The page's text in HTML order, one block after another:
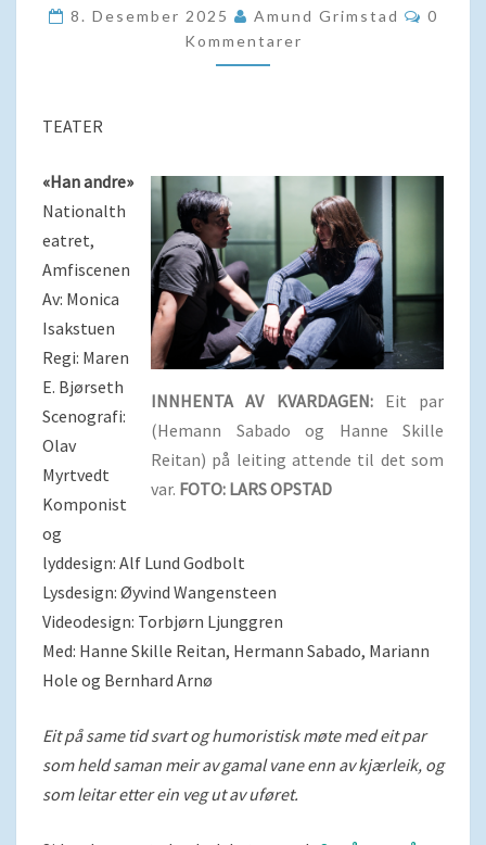
–
ELLER
8. Desember 2025 Amund Grimstad
0
Kommentarer
TEATER
INNHENTA AV KVARDAGEN:Eit par
(Hemann Sabado og Hanne Skille
Reitan) på leiting attende til det som
var. FOTO: LARS OPSTAD
«Han andre»
Nationalth
eatret,
Amfiscenen
Av: Monica
Isakstuen
Regi: Maren
E. Bjørseth
Scenografi:
Olav
Myrtvedt
Komponist
og
lyddesign: Alf Lund Godbolt
Lysdesign: Øyvind Wangensteen
Videodesign: Torbjørn Ljunggren
Med: Hanne Skille Reitan, Hermann Sabado, Mariann
Hole og Bernhard Arnø
Eit på same tid svart og humoristisk møte med eit par
som held saman meir av gamal vane enn av kjærleik, og
som leitar etter ein veg ut av uføret.